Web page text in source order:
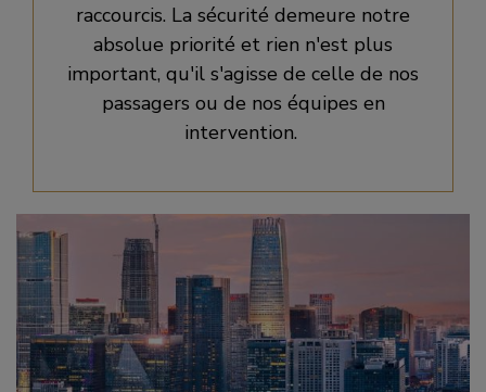
raccourcis. La sécurité demeure notre
absolue priorité et rien n'est plus
important, qu'il s'agisse de celle de nos
passagers ou de nos équipes en
intervention.